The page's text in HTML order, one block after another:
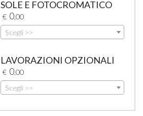
SOLE E FOTOCROMATICO
€ 0,00
Scegli >>
LAVORAZIONI OPZIONALI
€ 0,00
Scegli >>